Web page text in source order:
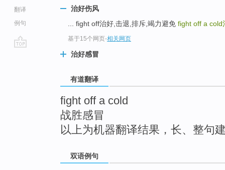
翻译
例句
治好伤风
... fight off治好,击退,排斥,竭力避免 fight off a cold
基于15个网页-相关网页
治好感冒
有道翻译
fight off a cold
战胜感冒
以上为机器翻译结果，长、整句
双语例句